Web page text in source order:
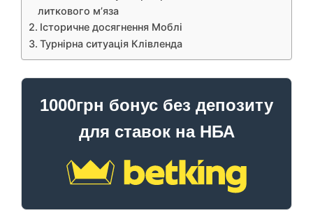
литкового м’яза
Історичне досягнення Моблі
Турнірна ситуація Клівленда
1000грн бонус без депозиту
для ставок на НБА